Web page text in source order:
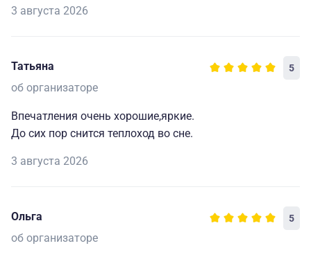
3 августа 2026
Татьяна 5
об организаторе
Впечатления очень хорошие,яркие.
До сих пор снится теплоход во сне.
3 августа 2026
Ольга 5
об организаторе